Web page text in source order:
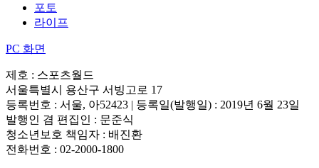
포토
라이프
PC 화면
제호 : 스포츠월드
서울특별시 용산구 서빙고로 17
등록번호 : 서울, 아52423 | 등록일(발행일) : 2019년 6월 23일
발행인 겸 편집인 : 문준식
청소년보호 책임자 : 배진환
전화번호 : 02-2000-1800